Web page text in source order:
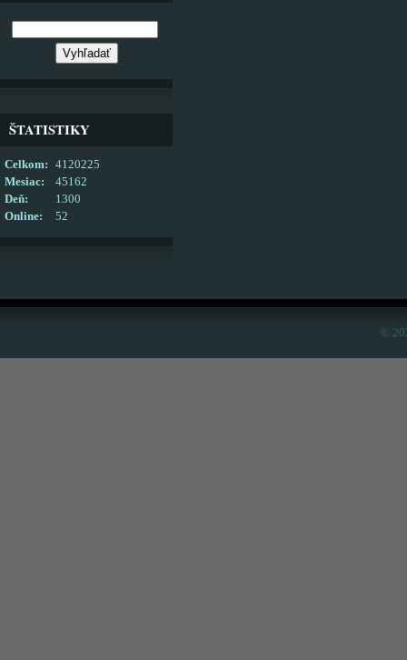
ŠTATISTIKY
Online: 52
Celkom:
4120225
Mesiac:
45162
Deň:
1300
©